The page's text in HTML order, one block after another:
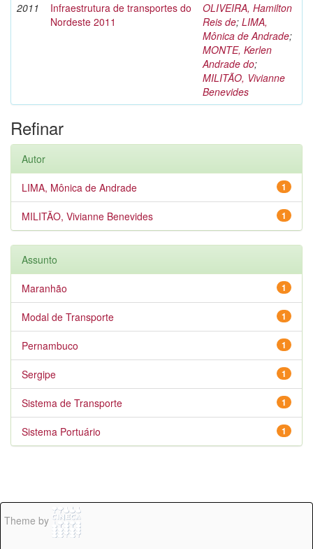
2011
Infraestrutura de transportes do
Nordeste 2011
OLIVEIRA, Hamilton
Reis de; LIMA,
Mônica de Andrade;
MONTE, Kerlen
Andrade do;
MILITÃO, Vivianne
Benevides
Refinar
Autor
1
LIMA, Mônica de Andrade
1
MILITÃO, Vivianne Benevides
Assunto
1
Maranhão
1
Modal de Transporte
1
Pernambuco
1
Sergipe
1
Sistema de Transporte
1
Sistema Portuário
Theme by